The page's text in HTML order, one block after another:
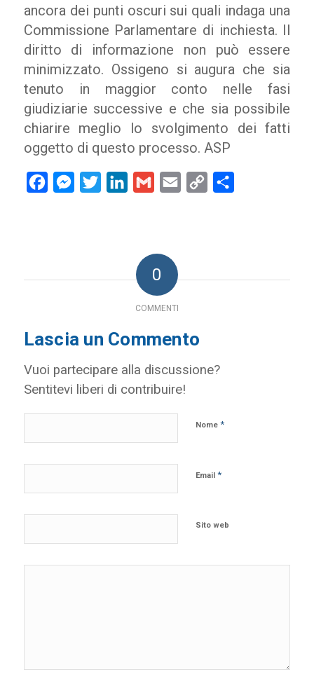
ancora dei punti oscuri sui quali indaga una
Commissione Parlamentare di inchiesta. Il
diritto di informazione non può essere
minimizzato. Ossigeno si augura che sia
tenuto in maggior conto nelle fasi
giudiziarie successive e che sia possibile
chiarire meglio lo svolgimento dei fatti
oggetto di questo processo. ASP
FacebookMessenger
Twitter LinkedInGmail Email
Copy
0
COMMENTI
Lascia un Commento
Vuoi partecipare alla discussione?
Sentitevi liberi di contribuire!
Nome *
Email *
Sito web